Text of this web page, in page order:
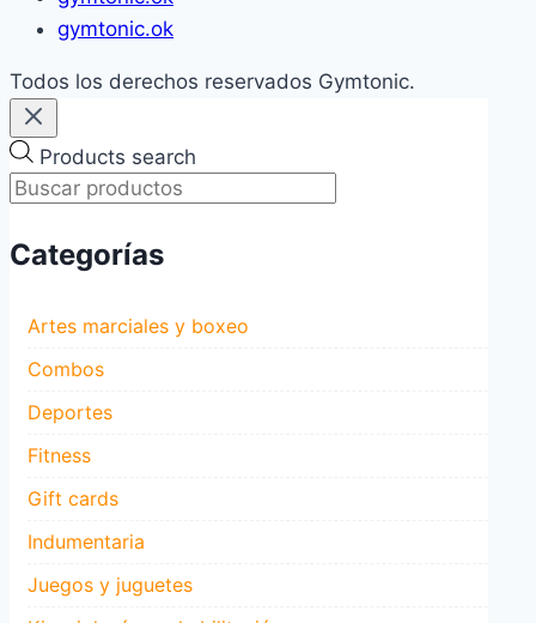
gymtonic.ok
Todos los derechos reservados Gymtonic.
Products search
Categorías
Artes marciales y boxeo
Combos
Deportes
Fitness
Gift cards
Indumentaria
Juegos y juguetes